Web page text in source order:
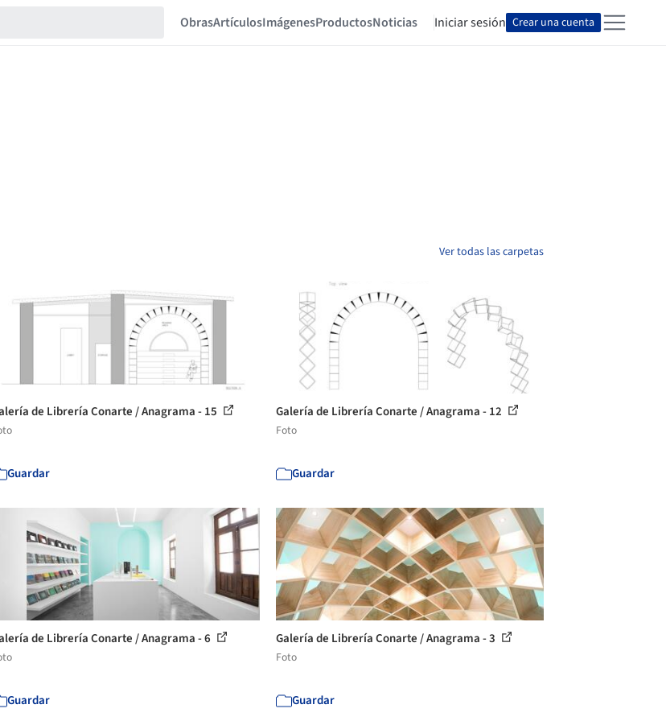
ObrasArtículosImágenesProductosNoticias Iniciar sesión Crear una cuenta
Ver todas las carpetas
de Librería Conarte / Anagrama - 15
Guardar
Galería de Librería Conarte / Anagrama - 12
Foto
Guardar
de Librería Conarte / Anagrama - 6
Guardar
Galería de Librería Conarte / Anagrama - 3
Foto
Guardar